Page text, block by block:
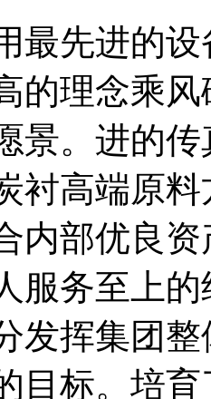
先进的设
的理念乘
景。进的
衬高端原
内部优良
服务至上
发挥集团
目标。培